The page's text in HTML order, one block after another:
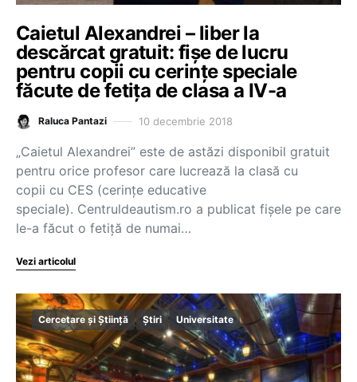
Caietul Alexandrei – liber la
descărcat gratuit: fișe de lucru
pentru copii cu cerințe speciale
făcute de fetița de clasa a IV-a
Raluca Pantazi 10 decembrie 2018
„Caietul Alexandrei” este de astăzi disponibil gratuit
pentru orice profesor care lucrează la clasă cu
copii cu CES (cerințe educative
speciale). Centruldeautism.ro a publicat fișele pe care
le-a făcut o fetiță de numai…
Vezi articolul
Cercetare și Știință Știri Universitate